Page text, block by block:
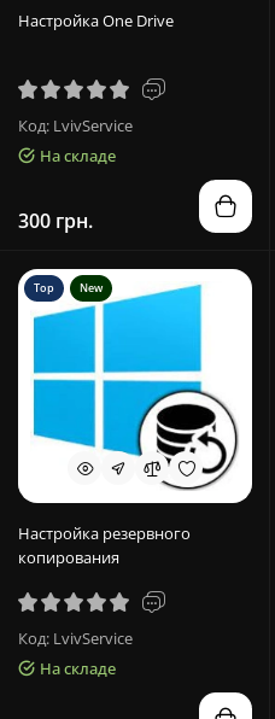
Настройка One Drive
Код: LvivService
На складе
300 грн.
Top New
Настройка резервного
копирования
Код: LvivService
На складе